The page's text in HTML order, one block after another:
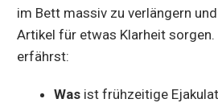
im Bett massiv zu verlängern
Artikel für etwas Klarheit sorgen.
erfährst:
Wasist frühzeitige